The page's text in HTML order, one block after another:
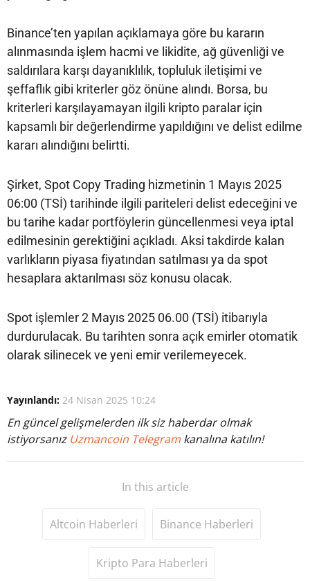
Binance’ten yapılan açıklamaya göre bu kararın
alınmasında işlem hacmi ve likidite, ağ güvenliği ve
saldırılara karşı dayanıklılık, topluluk iletişimi ve
şeffaflık gibi kriterler göz önüne alındı. Borsa, bu
kriterleri karşılayamayan ilgili kripto paralar için
kapsamlı bir değerlendirme yapıldığını ve delist edilme
kararı alındığını belirtti.
Şirket, Spot Copy Trading hizmetinin 1 Mayıs 2025
06:00 (TSİ) tarihinde ilgili pariteleri delist edeceğini ve
bu tarihe kadar portföylerin güncellenmesi veya iptal
edilmesinin gerektiğini açıkladı. Aksi takdirde kalan
varlıkların piyasa fiyatından satılması ya da spot
hesaplara aktarılması söz konusu olacak.
Spot işlemler 2 Mayıs 2025 06.00 (TSİ) itibarıyla
durdurulacak. Bu tarihten sonra açık emirler otomatik
olarak silinecek ve yeni emir verilemeyecek.
Yayınlandı: 24 Nisan 2025 10:24
En güncel gelişmelerden ilk siz haberdar olmak
istiyorsanız Uzmancoin Telegram kanalına katılın!
In this article
Altcoin Haberleri Binance Haberleri
Kripto Para Haberleri